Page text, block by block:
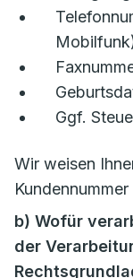
Ggf.
Wir weisen
Kundennummer
b) Wofür
der